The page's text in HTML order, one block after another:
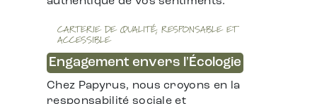
CARTERIE DE QUALITÉ, RESPONSABLE ET
ACCESSIBLE
Engagement envers l'Écologie
Chez Papyrus, nous croyons en la
responsabilité sociale et